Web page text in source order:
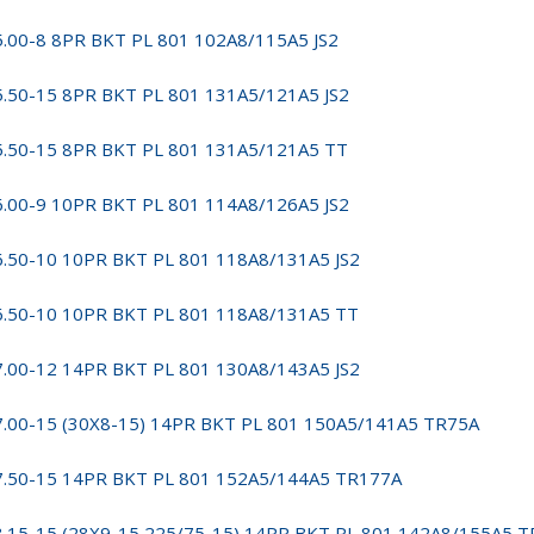
8 8PR BKT PL 801 102A8/115A5 JS2
15 8PR BKT PL 801 131A5/121A5 JS2
15 8PR BKT PL 801 131A5/121A5 TT
9 10PR BKT PL 801 114A8/126A5 JS2
10 10PR BKT PL 801 118A8/131A5 JS2
10 10PR BKT PL 801 118A8/131A5 TT
12 14PR BKT PL 801 130A8/143A5 JS2
15 (30X8-15) 14PR BKT PL 801 150A5/141A5 TR75A
15 14PR BKT PL 801 152A5/144A5 TR177A